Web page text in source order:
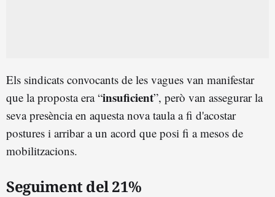
Els sindicats convocants de les vagues van manifestar
que la proposta era “insuficient”, però van assegurar la
seva presència en aquesta nova taula a fi d'acostar
postures i arribar a un acord que posi fi a mesos de
mobilitzacions.
Seguiment del 21%